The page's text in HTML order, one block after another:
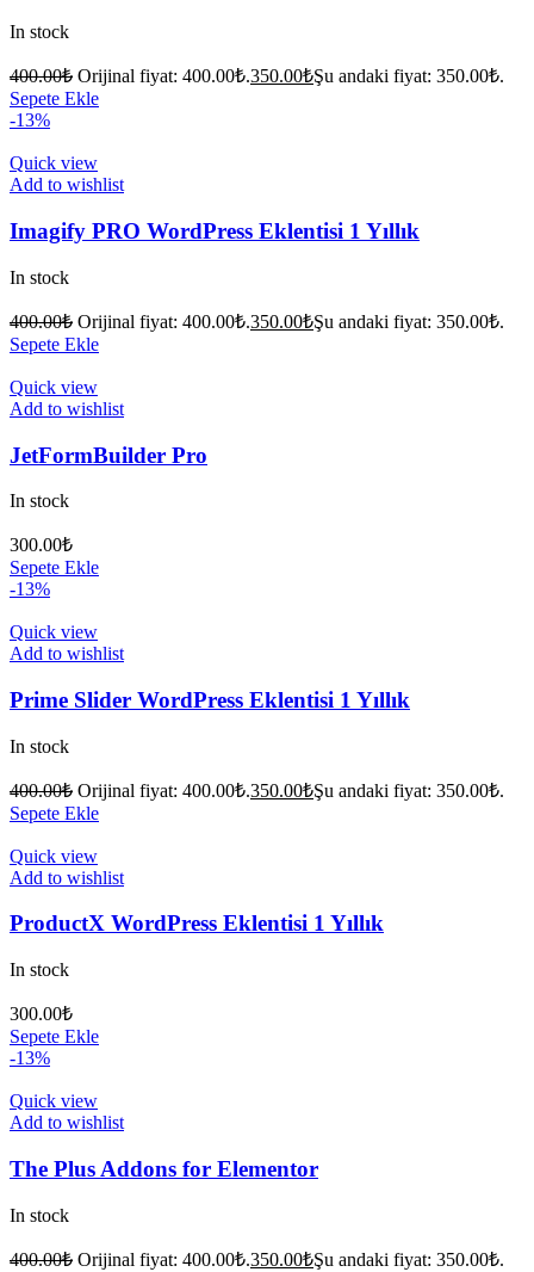
In stock
400.00₺ Orijinal fiyat: 400.00₺.350.00₺Şu andaki fiyat: 350.00₺.
Sepete Ekle
-13%
Quick view
Add to wishlist
Imagify PRO WordPress Eklentisi 1 Yıllık
In stock
400.00₺ Orijinal fiyat: 400.00₺.350.00₺Şu andaki fiyat: 350.00₺.
Sepete Ekle
Quick view
Add to wishlist
JetFormBuilder Pro
In stock
300.00₺
Sepete Ekle
-13%
Quick view
Add to wishlist
Prime Slider WordPress Eklentisi 1 Yıllık
In stock
400.00₺ Orijinal fiyat: 400.00₺.350.00₺Şu andaki fiyat: 350.00₺.
Sepete Ekle
Quick view
Add to wishlist
ProductX WordPress Eklentisi 1 Yıllık
In stock
300.00₺
Sepete Ekle
-13%
Quick view
Add to wishlist
The Plus Addons for Elementor
In stock
400.00₺ Orijinal fiyat: 400.00₺.350.00₺Şu andaki fiyat: 350.00₺.